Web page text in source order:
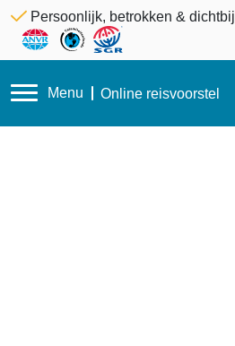
Persoonlijk, betrokken & dichtbij
Menu Online reisvoorstel